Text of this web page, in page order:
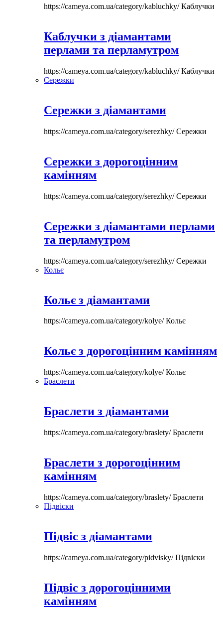
https://cameya.com.ua/category/kabluchky/Каблучки
Каблучки з діамантами
перлами та перламутром
https://cameya.com.ua/category/kabluchky/Каблучки
Сережки
Сережки з діамантами
https://cameya.com.ua/category/serezhky/Сережки
Сережки з дорогоцінним
камінням
https://cameya.com.ua/category/serezhky/Сережки
Сережки з діамантами перлами
та перламутром
https://cameya.com.ua/category/serezhky/Сережки
Кольє
Кольє з діамантами
https://cameya.com.ua/category/kolye/Кольє
Кольє з дорогоцінним камінням
https://cameya.com.ua/category/kolye/Кольє
Браслети
Браслети з діамантами
https://cameya.com.ua/category/braslety/Браслети
Браслети з дорогоцінним
камінням
https://cameya.com.ua/category/braslety/Браслети
Підвіски
Підвіс з діамантами
https://cameya.com.ua/category/pidvisky/Підвіски
Підвіс з дорогоцінними
камінням